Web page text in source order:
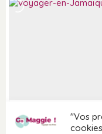
"Vos
4 choses à
VOYAGE SUR MESURE